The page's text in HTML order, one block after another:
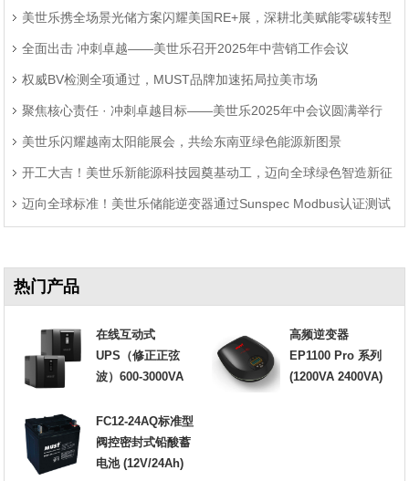
题 美世乐携全场景光储方案闪耀美国RE+展，深耕北美赋能零碳转型
全面出击 冲刺卓越——美世乐召开2025年中营销工作会议
权威BV检测全项通过，MUST品牌加速拓局拉美市场
聚焦核心责任 · 冲刺卓越目标——美世乐2025年中会议圆满举行
美世乐闪耀越南太阳能展会，共绘东南亚绿色能源新图景
开工大吉！美世乐新能源科技园奠基动工，迈向全球绿色智造新征
程 迈向全球标准！美世乐储能逆变器通过Sunspec Modbus认证测试
热门产品
在线互动式
UPS（修正正弦
波）600-3000VA
高频逆变器
EP1100 Pro 系列
(1200VA 2400VA)
FC12-24AQ标准型
阀控密封式铅酸蓄
电池 (12V/24Ah)